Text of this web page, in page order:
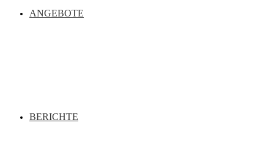
ANGEBOTE
BERICHTE